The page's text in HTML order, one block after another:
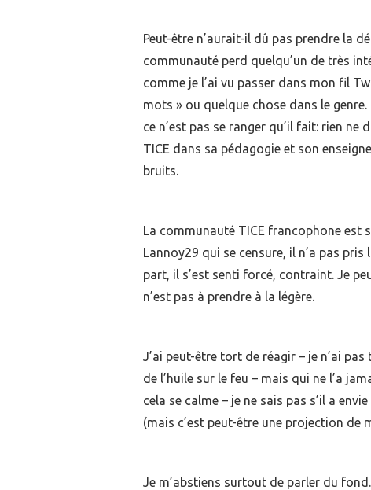
Peut-être n’aurait-il dû pas prendre la
communauté perd quelqu’un de très
comme je l’ai vu passer dans mon fil
mots » ou quelque chose dans le
ce n’est pas se ranger qu’il fait: rien
TICE dans sa pédagogie et son
bruits.
La communauté TICE francophone est
Lannoy29 qui se censure, il n’a pas
part, il s’est senti forcé, contraint. Je
n’est pas à prendre à la légère.
J’ai peut-être tort de réagir – je n’ai
de l’huile sur le feu – mais qui ne l’a
cela se calme – je ne sais pas s’il a
(mais c’est peut-être une projection de
Je m’abstiens surtout de parler du